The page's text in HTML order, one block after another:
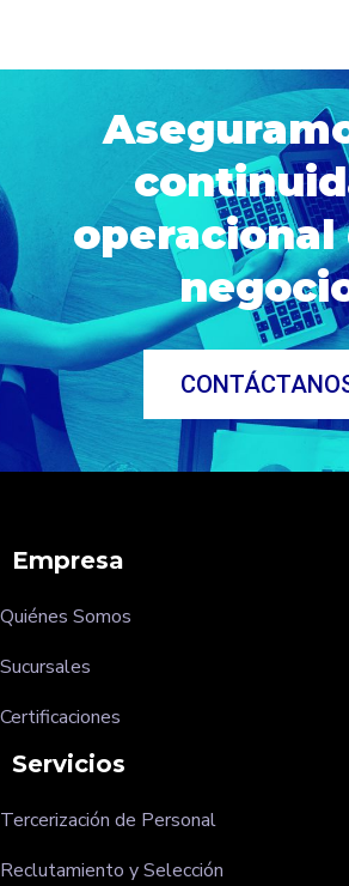
operacional
Empresa
Quiénes Somos
Sucursales
Certificaciones
Servicios
Tercerización de Personal
Reclutamiento y Selección